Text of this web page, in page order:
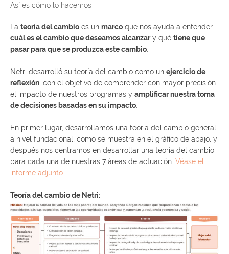
Así es cómo lo hacemos
La teoría del cambio es un marco que nos ayuda a entender
cuál es el cambio que deseamos alcanzary qué tiene que
pasar para que se produzca este cambio
Netri desarrolló su teoría del cambio como un ejercicio de
reflexión , con el objetivo de comprender con mayor precisión
el impacto de nuestros programas y amplificar nuestra toma
de decisiones basadas en su impacto
En primer lugar, desarrollamos una teoría del cambio general
a nivel fundacional, como se muestra en el gráfico de abajo, y
después nos centramos en desarrollar una teoría del cambio
para cada una de nuestras 7 áreas de actuación. Véase el
informe adjunto.
Teoría del cambio de Netri: